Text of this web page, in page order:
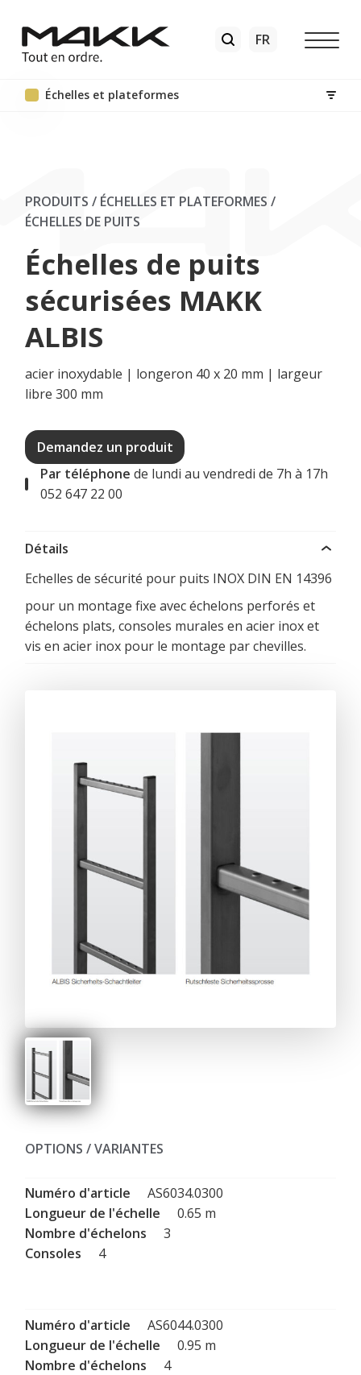
Échelles et plateformes
PRODUITS / ÉCHELLES ET PLATEFORMES /
ÉCHELLES DE PUITS
Échelles de puits
sécurisées MAKK
ALBIS
acier inoxydable | longeron 40 x 20 mm | largeur
libre 300 mm
Demandez un produit
Par téléphone de lundi au vendredi de 7h à 17h
052 647 22 00
Détails
Echelles de sécurité pour puits INOX DIN EN 14396
pour un montage fixe avec échelons perforés et
échelons plats, consoles murales en acier inox et
vis en acier inox pour le montage par chevilles.
OPTIONS / VARIANTES
AS6034.0300
0.65 m
3
4
AS6044.0300
0.95 m
4